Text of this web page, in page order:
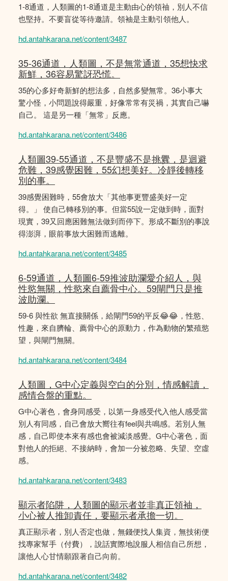
1-8通道，人類圖的1-8通道是主動由心的領䄂，別人不信
也堅持。不要盲從等待邀請。領袖是主動引領他人。
hd.antahkarana.net/content/3487
35-36通道，人類圖，不是無常通道，35想快求
新鮮，36容易驚訝恐慌。
35的心多好奇新鮮的想法多，自然多變無常。36小事大
驚小怪，小問題說得嚴重，好像常常有災禍，其實自己嚇
自己。 這是另一種「無常」反應。
hd.antahkarana.net/content/3486
人類圖39-55通道，不是豐盛不是挑釁，是迴避
危難，39感覺困難，55幻想美好。冷靜後轉移
別的事。
39感覺困難時，55會放大「其他事更豐盛美好一定
得。」 使自己轉移別的事。但當55說一定做到時，面對
現實，39又回應困難無法做到而停下。形成不斷別的事說
得澎湃，眼前事放大困難而逃離。
hd.antahkarana.net/content/3485
6-59通道，人類圖6-59推波助瀾愛介紹人，與
性慾無關，性慾來自薦骨中心。59閘門只是推
波助瀾。
59-6 與性欲 無直接關係，給閘門59的平反😂😂，性慾、
性趣，來自臍輪、薦骨中心的原動力，作為動物的繁殖慾
望，與閘門無關。
hd.antahkarana.net/content/3484
人類圖，G中心定義與空白的分別，情感解讀，
感情合盤的重點。
G中心著色，會身同感受，以第一身感受代入他人感受當
別人有同感，自己會放大嚮往有feel與共鳴感。若別人無
感，自己即使本來有感也會被減淡感覺。G中心著色，面
對他人的拒絕、不接納時，會加一分被忽略、失望、空虛
感。
hd.antahkarana.net/content/3483
顯示者陷阱，人類圖的顯示者並非真正領袖，
小心被人推卸責任，要顯示者承擔一切。
真正顯示者，別人否定也做，無錢便找人集資，無技術便
找專家幫手（付費），說話實際地說服人相信自己所想，
讓他人心甘情願跟著自己向前。
hd.antahkarana.net/content/3482